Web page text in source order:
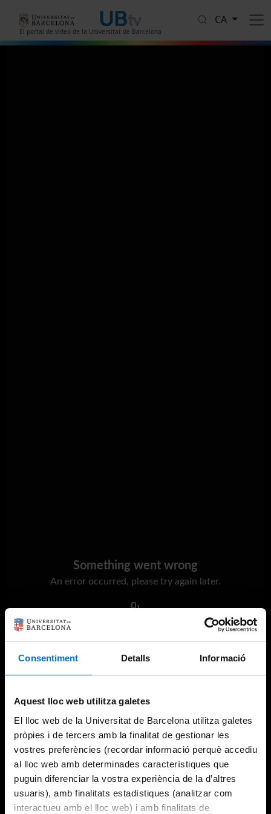
Consentiment Detalls Informació
Aquest lloc web utilitza galetes
El lloc web de la Universitat de Barcelona utilitza galetes
pròpies i de tercers amb la finalitat de gestionar les
vostres preferències (recordar informació perquè accediu
al lloc web amb determinades característiques que
puguin diferenciar la vostra experiència de la d’altres
usuaris), amb finalitats estadístiques (analitzar com
interactueu amb el lloc web) i amb finalitats de
El portal de vídeo de la Universitat de Barcelona
CA
Something went wrong
An error occurred, please try again later.